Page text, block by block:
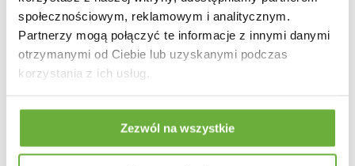
społecznościowym, reklamowym i analitycznym.
Partnerzy mogą połączyć te informacje z innymi danymi
otrzymanymi od Ciebie lub uzyskanymi podczas
korzystania z ich usług.
Zezwól na wszystkie
LAMPA WISZĄCA TERA CZARNA METAL
968,49 zł1 152,97 zł -16%